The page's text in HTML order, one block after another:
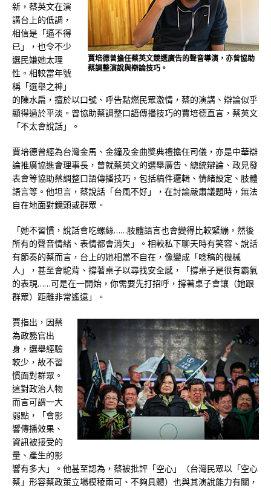
賈培德曾擔任蔡英文競選廣告的聲音導演，亦曾協助
蔡調整演說與辯論技巧。
新，蔡英文在演
講台上的低調，
相信是「逼不得
已」，也令不少
選民嫌她太理
性。相較當年號
稱「選舉之神」
的陳水扁，擅於以口號、呼告點燃民眾激情，蔡的演講、辯論似乎
顯得過於平淡。曾協助蔡調整口語傳播技巧的賈培德直言，蔡英文
「不太會說話」。
賈培德曾經為台灣金馬、金鐘及金曲獎典禮擔任司儀，亦是中華辯
論推廣協進會理事長，曾就蔡英文的選舉廣告、總統辯論、政見發
表會等協助蔡調整口語傳播技巧，包括稿件邏輯、情緒設定、肢體
語言等。他坦言，蔡說話「台風不好」，在討論嚴肅議題時，無法
自在地面對鏡頭或群眾。
「她不習慣，說話會吃螺絲……肢體語言也會變得比較緊繃，然後
所有的聲音情緒、表情都會消失」。相較私下聊天時有笑容、說話
有節奏的蔡而言，台上的她相當不自在，像變成「唸稿的機械
人」，甚至會駝背、撐著桌子以尋找安全感，「撐桌子是很有霸氣
的表現……可是在一開始，你需要先打招呼，撐著桌子會讓（她跟
群眾）距離非常遙遠」。
賈指出，因蔡
為政務官出
身，選舉經驗
較少，故不習
慣面對群眾。
這對政治人物
而言可謂一大
弱點，「會影
響傳播效果、
資訊被接受的
量、產生的影
響有多大」。他甚至認為，蔡被批評「空心」（台灣民眾以「空心
蔡」形容蔡政策立場模稜兩可、不夠具體）也與其演說能力有關，